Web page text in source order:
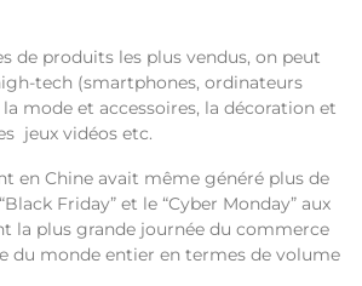
de produits les plus vendus, on peut
tech (smartphones, ordinateurs
mode et accessoires, la décoration et
jeux vidéos etc.
en Chine avait même généré plus de
Friday” et le “Cyber Monday” aux
la plus grande journée du commerce
du monde entier en termes de volume